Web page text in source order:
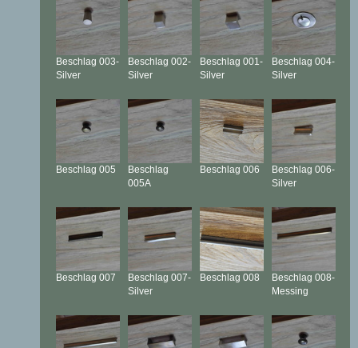
Beschlag 003-
Silver
Beschlag 002-
Silver
Beschlag 001-
Silver
Beschlag 004-
Silver
Beschlag 005
Beschlag
005A
Beschlag 006 Beschlag 006-
Silver
Beschlag 007 Beschlag 007-
Silver
Beschlag 008 Beschlag 008-
Messing